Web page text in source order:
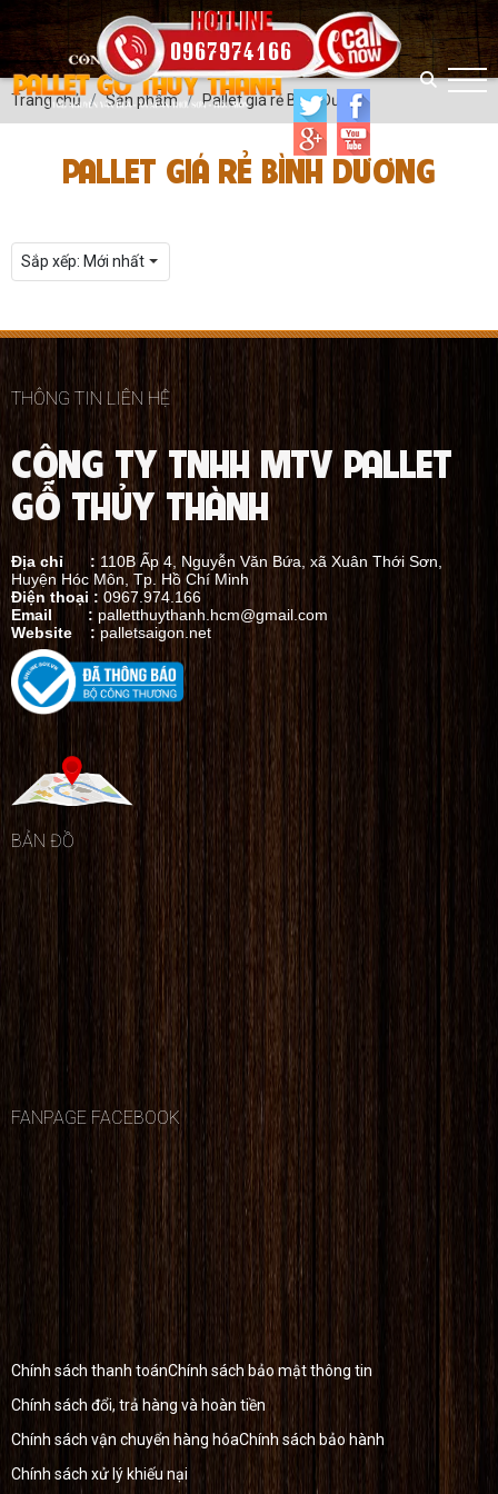
0967974166
Trang chủ Sản phẩm Pallet giá rẻ Bình Dương
PALLET GIÁ RẺ BÌNH DƯƠNG
Sắp xếp: Mới nhất
THÔNG TIN LIÊN HỆ
CÔNG TY TNHH MTV PALLET
GỖ THỦY THÀNH
Địa chỉ : 110B Ấp 4, Nguyễn Văn Bứa, xã Xuân Thới Sơn,
Huyện Hóc Môn, Tp. Hồ Chí Minh
Điện thoại : 0967.974.166
Email : palletthuythanh.hcm@gmail.com
Website : palletsaigon.net
BẢN ĐỒ
FANPAGE FACEBOOK
Chính sách thanh toánChính sách bảo mật thông tin
Chính sách đổi, trả hàng và hoàn tiền
Chính sách vận chuyển hàng hóaChính sách bảo hành
Chính sách xử lý khiếu nại